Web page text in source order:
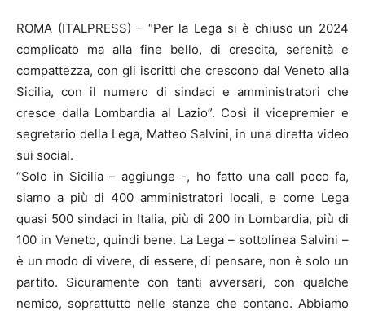
ROMA (ITALPRESS) – “Per la Lega si è chiuso un 2024
complicato ma alla fine bello, di crescita, serenità e
compattezza, con gli iscritti che crescono dal Veneto alla
Sicilia, con il numero di sindaci e amministratori che
cresce dalla Lombardia al Lazio”. Così il vicepremier e
segretario della Lega, Matteo Salvini, in una diretta video
sui social.
“Solo in Sicilia – aggiunge -, ho fatto una call poco fa,
siamo a più di 400 amministratori locali, e come Lega
quasi 500 sindaci in Italia, più di 200 in Lombardia, più di
100 in Veneto, quindi bene. La Lega – sottolinea Salvini –
è un modo di vivere, di essere, di pensare, non è solo un
partito. Sicuramente con tanti avversari, con qualche
nemico, soprattutto nelle stanze che contano. Abbiamo